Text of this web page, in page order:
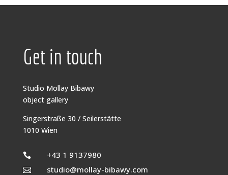
Get in touch
Studio Mollay Bibawy
object gallery
Singerstraße 30 / Seilerstätte
1010 Wien
 +43 1 9137980
 studio@mollay-bibawy.com